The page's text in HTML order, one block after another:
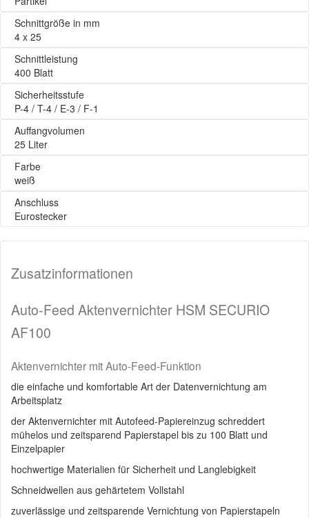
Schnittgröße in mm
4 x 25
Schnittleistung
400 Blatt
Sicherheitsstufe
P-4 / T-4 / E-3 / F-1
Auffangvolumen
25 Liter
Farbe
weiß
Anschluss
Eurostecker
Zusatzinformationen
Auto-Feed Aktenvernichter HSM SECURIO
AF100
Aktenvernichter mit Auto-Feed-Funktion
die einfache und komfortable Art der Datenvernichtung am
Arbeitsplatz
der Aktenvernichter mit Autofeed-Papiereinzug schreddert
mühelos und zeitsparend Papierstapel bis zu 100 Blatt und
Einzelpapier
hochwertige Materialien für Sicherheit und Langlebigkeit
Schneidwellen aus gehärtetem Vollstahl
zuverlässige und zeitsparende Vernichtung von Papierstapeln